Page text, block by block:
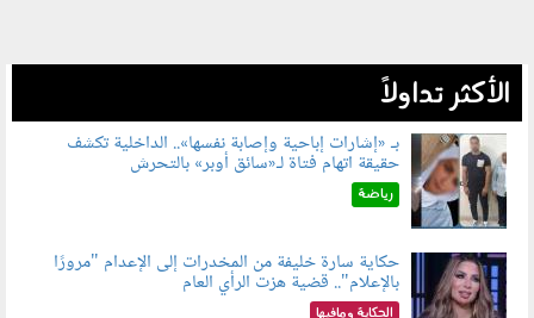
الأكثر تداولاً
060804.jpg
بـ «إشارات إباحية وإصابة نفسها».. الداخلية تكشف
حقيقة اتهام فتاة لـ«سائق أوبر» بالتحرش
رياضة
060801.jpeg
حكاية سارة خليفة من المخدرات إلى الإعدام "مرورًا
بالإعلام".. قضية هزت الرأي العام
الحكاية ومافيها